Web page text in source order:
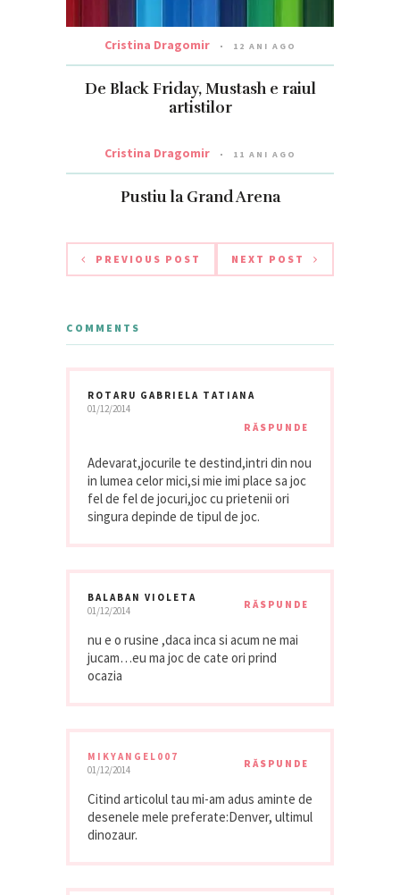
Cristina Dragomir 12 ANI AGO
De Black Friday, Mustash e raiul
artistilor
Cristina Dragomir 11 ANI AGO
Pustiu la Grand Arena
PREVIOUS POST NEXT POST
COMMENTS
ROTARU GABRIELA TATIANA
01/12/2014
RĂSPUNDE
Adevarat,jocurile te destind,intri din nou
in lumea celor mici,si mie imi place sa joc
fel de fel de jocuri,joc cu prietenii ori
singura depinde de tipul de joc.
BALABAN VIOLETA
01/12/2014
RĂSPUNDE
nu e o rusine ,daca inca si acum ne mai
jucam…eu ma joc de cate ori prind
ocazia
MIKYANGEL007
01/12/2014
RĂSPUNDE
Citind articolul tau mi-am adus aminte de
desenele mele preferate:Denver, ultimul
dinozaur.